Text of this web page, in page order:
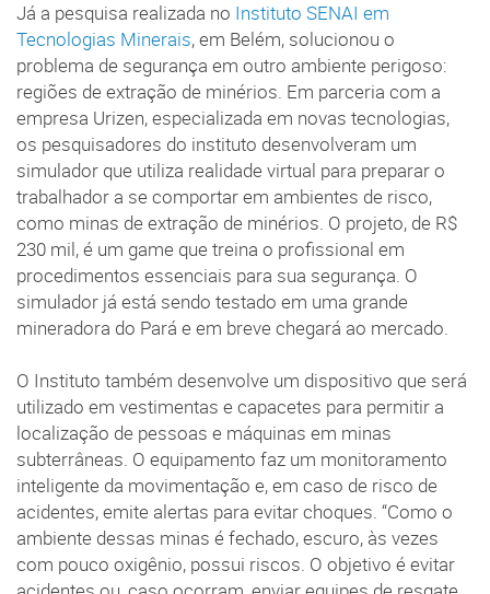
Já a pesquisa realizada no Instituto SENAI em
Tecnologias Minerais, em Belém, solucionou o
problema de segurança em outro ambiente perigoso:
regiões de extração de minérios. Em parceria com a
empresa Urizen, especializada em novas tecnologias,
os pesquisadores do instituto desenvolveram um
simulador que utiliza realidade virtual para preparar o
trabalhador a se comportar em ambientes de risco,
como minas de extração de minérios. O projeto, de R$
230 mil, é um game que treina o profissional em
procedimentos essenciais para sua segurança. O
simulador já está sendo testado em uma grande
mineradora do Pará e em breve chegará ao mercado.
O Instituto também desenvolve um dispositivo que será
utilizado em vestimentas e capacetes para permitir a
localização de pessoas e máquinas em minas
subterrâneas. O equipamento faz um monitoramento
inteligente da movimentação e, em caso de risco de
acidentes, emite alertas para evitar choques. “Como o
ambiente dessas minas é fechado, escuro, às vezes
com pouco oxigênio, possui riscos. O objetivo é evitar